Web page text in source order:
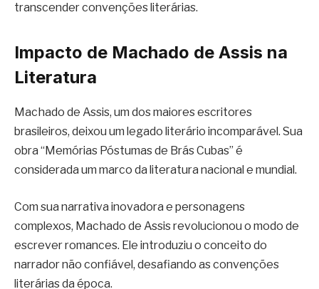
transcender convenções literárias.
Impacto de Machado de Assis na
Literatura
Machado de Assis, um dos maiores escritores
brasileiros, deixou um legado literário incomparável. Sua
obra “Memórias Póstumas de Brás Cubas” é
considerada um marco da literatura nacional e mundial.
Com sua narrativa inovadora e personagens
complexos, Machado de Assis revolucionou o modo de
escrever romances. Ele introduziu o conceito do
narrador não confiável, desafiando as convenções
literárias da época.